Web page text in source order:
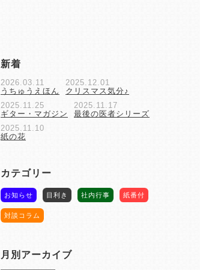
新着
2026.03.11
うちゅうえほん
2025.12.01
クリスマス気分♪
2025.11.25
ギター・マガジン
2025.11.17
最後の医者シリーズ
2025.11.10
紙の花
カテゴリー
お知らせ 目利き 社内行事 紙番付
対談コラム
月別アーカイブ